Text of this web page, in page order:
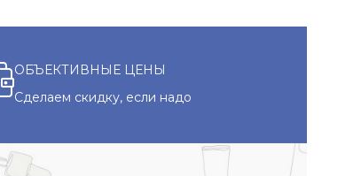
ОБЪЕКТИВНЫЕ ЦЕНЫ
Сделаем скидку, если надо